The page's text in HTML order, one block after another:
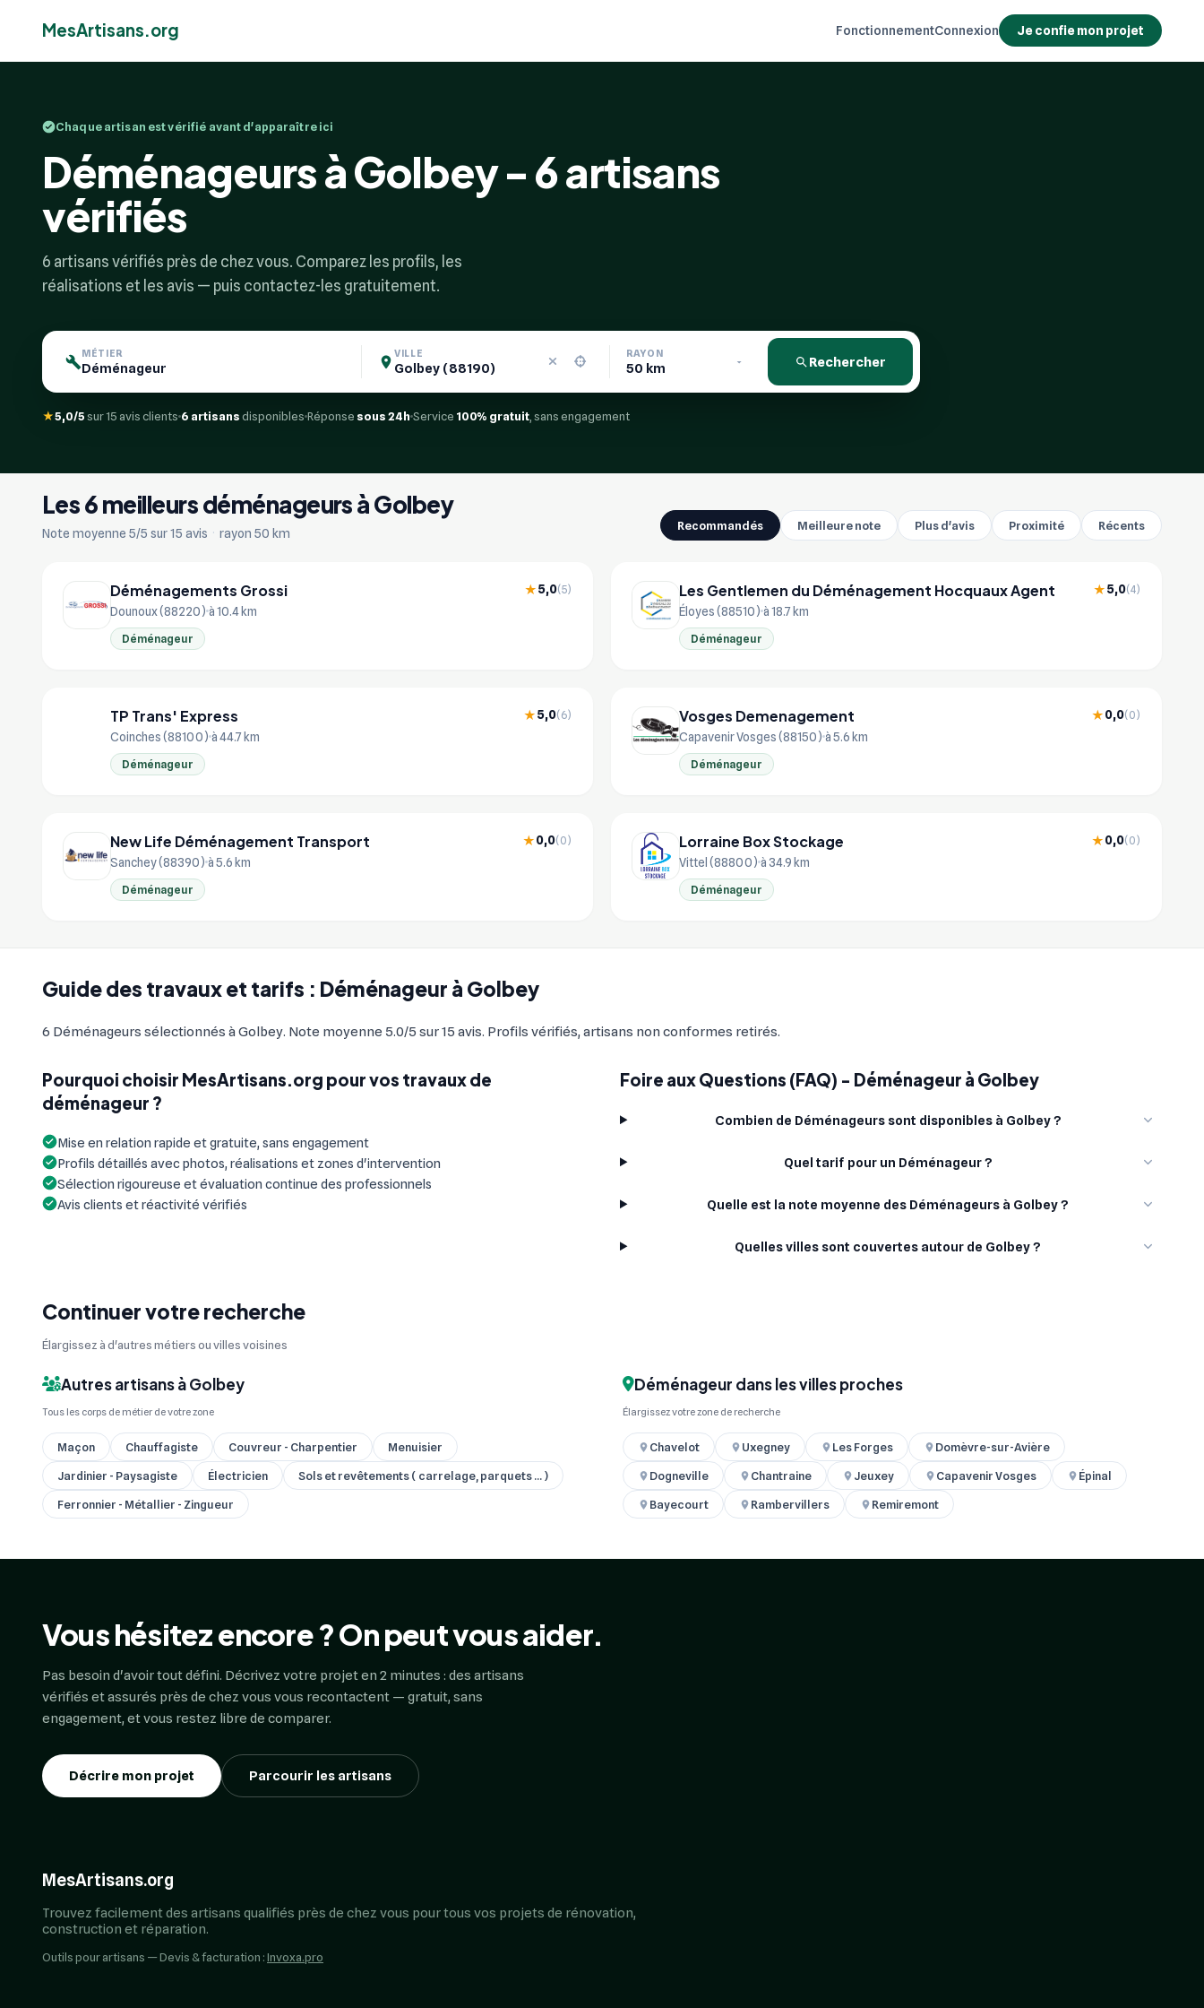
MesArtisans.org FonctionnementConnexion Je confie mon projet
Chaque artisan est vérifié avant d'apparaître ici
Déménageurs à Golbey - 6 artisans
vérifiés
6 artisans vérifiés près de chez vous. Comparez les profils, les
réalisations et les avis — puis contactez-les gratuitement.
MÉTIER VILLE RAYON
Rechercher
★5,0/5sur 15 avis clients 6 artisansdisponibles Réponse sous 24h Service 100% gratuit , sans engagement
Guide des travaux et tarifs : Déménageur à Golbey
6 Déménageurs sélectionnés à Golbey. Note moyenne 5.0/5 sur 15 avis. Profils vérifiés, artisans non conformes retirés.
Pourquoi choisir MesArtisans.org pour vos travaux de
déménageur ?
Mise en relation rapide et gratuite, sans engagement
Profils détaillés avec photos, réalisations et zones d'intervention
Sélection rigoureuse et évaluation continue des professionnels
Avis clients et réactivité vérifiés
Foire aux Questions (FAQ) - Déménageur à Golbey
Combien de Déménageurs sont disponibles à Golbey ?
Quel tarif pour un Déménageur ?
Quelle est la note moyenne des Déménageurs à Golbey ?
Quelles villes sont couvertes autour de Golbey ?
Continuer votre recherche
Élargissez à d'autres métiers ou villes voisines
Autres artisans à Golbey
Tous les corps de métier de votre zone
Maçon Chauffagiste Couvreur - Charpentier
Menuisier
Jardinier - Paysagiste
Électricien
Sols et revêtements ( carrelage, parquets ... )
Ferronnier - Métallier - Zingueur
Déménageur dans les villes proches
Élargissez votre zone de recherche
Chavelot Uxegney Les Forges
Domèvre-sur-Avière
Dogneville
Chantraine Jeuxey Capavenir Vosges
Épinal
Bayecourt
Rambervillers Remiremont
Les 6 meilleurs déménageurs à Golbey
Note moyenne 5/5 sur 15 avis · rayon 50 km
Recommandés Meilleure note Plus d'avis Proximité Récents
Déménagements Grossi ★5,0(5)
Dounoux (88220) à 10.4 km
Déménageur
Les Gentlemen du Déménagement Hocquaux Agent ★5,0(4)
Éloyes (88510) à 18.7 km
Déménageur
TP Trans' Express ★5,0(6)
Coinches (88100) à 44.7 km
Déménageur
Vosges Demenagement ★0,0(0)
Capavenir Vosges (88150) à 5.6 km
Déménageur
New Life Déménagement Transport ★0,0(0)
Sanchey (88390) à 5.6 km
Déménageur
Lorraine Box Stockage ★0,0(0)
Vittel (88800) à 34.9 km
Déménageur
Vous hésitez encore ? On peut vous aider.
Pas besoin d'avoir tout défini. Décrivez votre projet en 2 minutes : des artisans
vérifiés et assurés près de chez vous vous recontactent — gratuit, sans
engagement, et vous restez libre de comparer.
Décrire mon projet Parcourir les artisans
MesArtisans.org
Trouvez facilement des artisans qualifiés près de chez vous pour tous vos projets de rénovation,
construction et réparation.
Outils pour artisans — Devis & facturation :Invoxa.pro